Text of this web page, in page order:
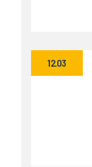
12.03